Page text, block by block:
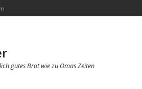
gutes Brot wie zu Omas Zeiten